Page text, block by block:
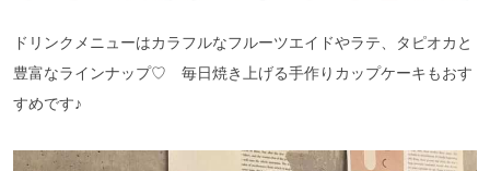
ドリンクメニューはカラフルなフルーツエイドやラテ、タピオカと
豊富なラインナップ♡ 毎日焼き上げる手作りカップケーキもおす
すめです♪